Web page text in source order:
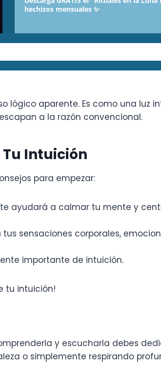
intuición de sus sentimientos y
tu intuición y poder incorporar su
tu intuición con algunos de
lógico aparente. Es como una luz
a la razón convencional.
Intuición
para empezar:
ayudará a calmar tu mente y
sensaciones corporales,
importante de intuición.
tu intuición!
y escucharla debes
o simplemente respirando
hechizos mensuales ✨